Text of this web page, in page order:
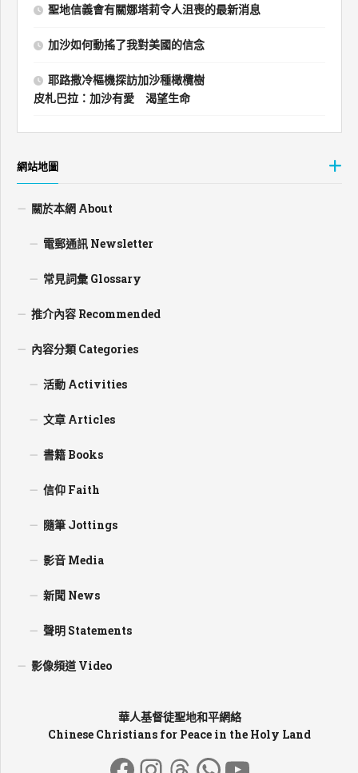
聖地信義會有關娜塔莉令人沮喪的最新消息
加沙如何動搖了我對美國的信念
耶路撒冷樞機探訪加沙種橄欖樹
皮札巴拉：加沙有愛 渴望生命
網站地圖
關於本網 About
電郵通訊 Newsletter
常見詞彙 Glossary
推介內容 Recommended
內容分類 Categories
活動 Activities
文章 Articles
書籍 Books
信仰 Faith
隨筆 Jottings
影音 Media
新聞 News
聲明 Statements
影像頻道 Video
華人基督徒聖地和平網絡
Chinese Christians for Peace in the Holy Land